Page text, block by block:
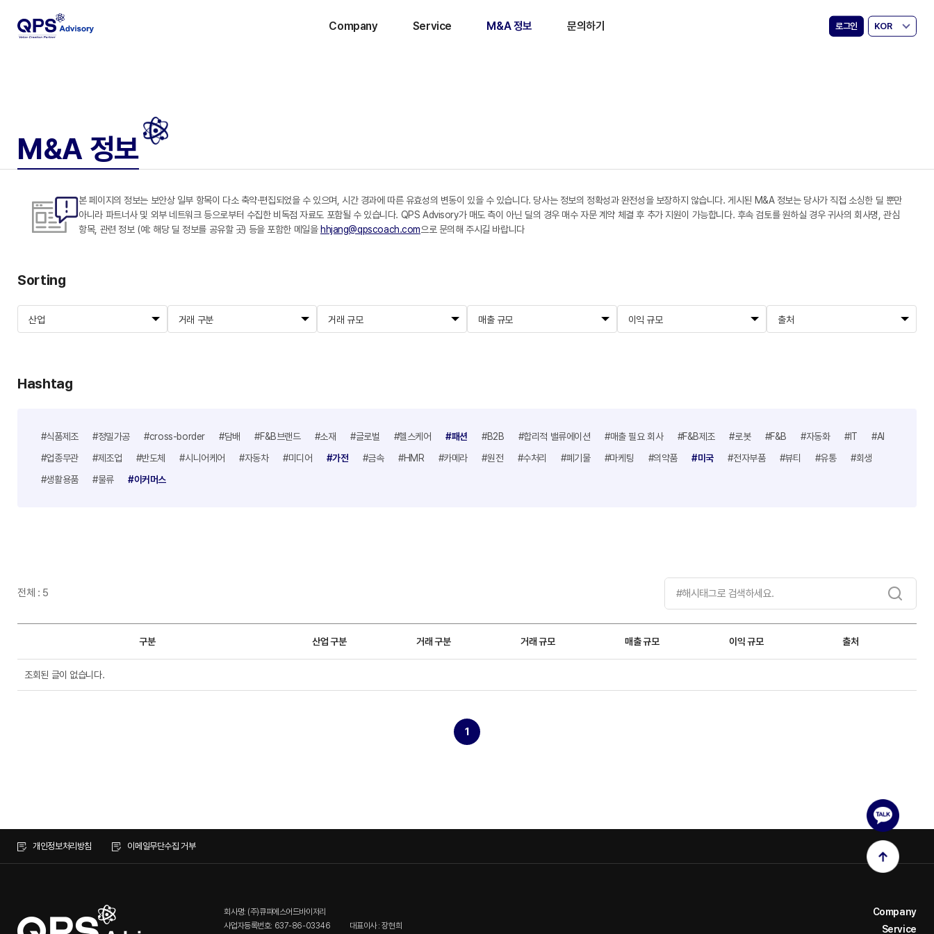
Company Service M&A 정보 문의하기 로그인 KOR
M&A 정보
본 페이지의 정보는 보안상 일부 항목이 다소 축약·편집되었을 수 있으며, 시간 경과에 따른 유효성의 변동이 있을 수 있습니다. 당사는 정보의 정확성과 완전성을 보장하지 않습니다. 게시된 M&A 정보는 당사가 직접 소싱한 딜 뿐만
아니라 파트너사 및 외부 네트워크 등으로부터 수집한 비독점 자료도 포함될 수 있습니다. QPS Advisory가 매도 측이 아닌 딜의 경우 매수 자문 계약 체결 후 추가 지원이 가능합니다. 후속 검토를 원하실 경우 귀사의 회사명, 관심
항목, 관련 정보 (예: 해당 딜 정보를 공유할 곳) 등을 포함한 메일을 hhjang@qpscoach.com으로 문의해 주시길 바랍니다
Sorting
산업 거래 구분 거래 규모 매출 규모 이익 규모 출처
Hashtag
#식품제조 #정밀가공 #cross-border #담배 #F&B브랜드 #소재 #글로벌 #헬스케어 #패션 #B2B #합리적 밸류에이션 #매출 필요 회사 #F&B제조 #로봇 #F&B #자동화 #IT
#AI
#업종무관
#제조업 #반도체 #시니어케어 #자동차 #미디어 #가전 #금속 #HMR #카메라 #원전 #수처리 #폐기물 #마케팅 #의약품 #미국 #전자부품 #뷰티 #유통
#회생
#생활용품
#물류 #이커머스
전체 : 5
구분 산업 구분 거래 구분 거래 규모 매출 규모 이익 규모 출처
조회된 글이 없습니다.
1
개인정보처리방침 이메일무단수집 거부
회사명: (주)큐피에스어드바이저리
사업자등록번호: 637-86-03346
대표이사 : 장현희
Company
Service